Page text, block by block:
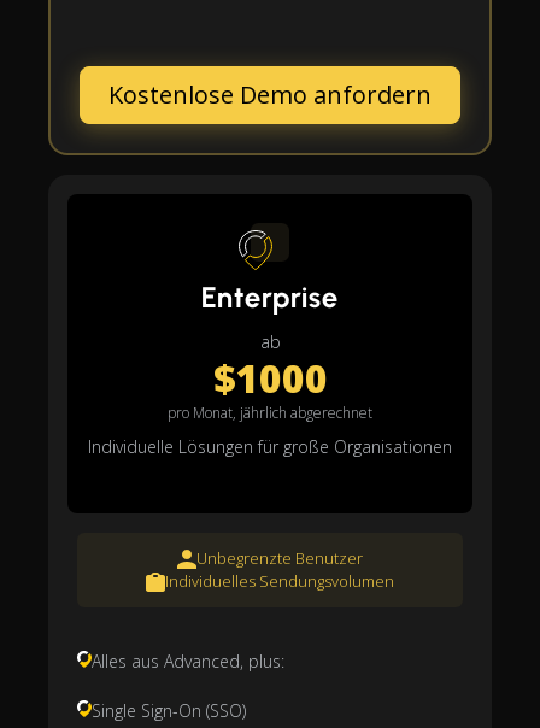
Kostenlose Demo anfordern
Enterprise
ab
$1000
pro Monat, jährlich abgerechnet
Individuelle Lösungen für große Organisationen
Unbegrenzte Benutzer
Individuelles Sendungsvolumen
Alles aus Advanced, plus:
Single Sign-On (SSO)